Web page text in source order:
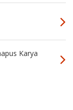
Karya